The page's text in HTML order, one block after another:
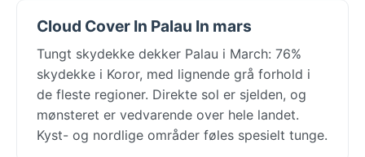
Cloud Cover In Palau In mars
Tungt skydekke dekker Palau i March: 76%
skydekke i Koror, med lignende grå forhold i
de fleste regioner. Direkte sol er sjelden, og
mønsteret er vedvarende over hele landet.
Kyst- og nordlige områder føles spesielt tunge.